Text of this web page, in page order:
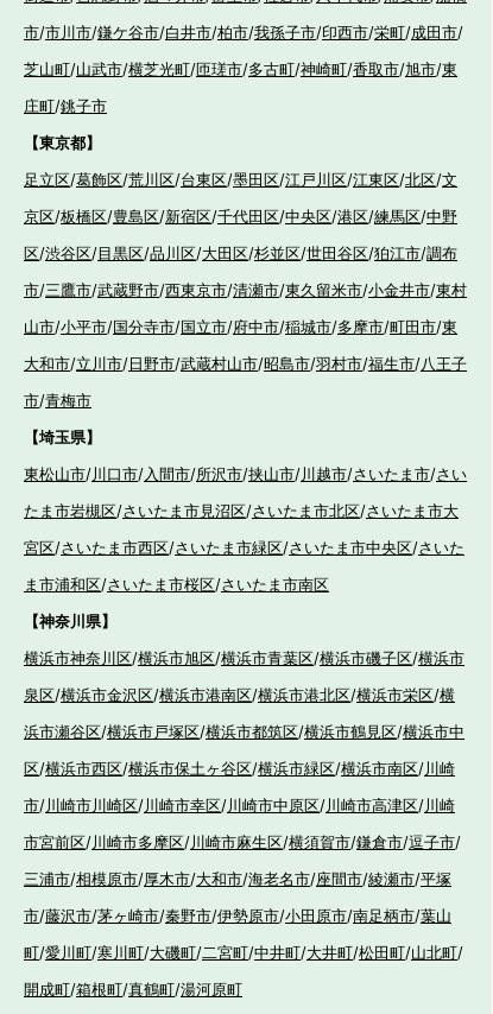
市/市川市/鎌ケ谷市/白井市/柏市/我孫子市/印西市/栄町/成田市/
芝山町/山武市/横芝光町/匝瑳市/多古町/神崎町/香取市/旭市/東
庄町/銚子市
【東京都】
足立区/葛飾区/荒川区/台東区/墨田区/江戸川区/江東区/北区/文
京区/板橋区/豊島区/新宿区/千代田区/中央区/港区/練馬区/中野
区/渋谷区/目黒区/品川区/大田区/杉並区/世田谷区/狛江市/調布
市/三鷹市/武蔵野市/西東京市/清瀬市/東久留米市/小金井市/東村
山市/小平市/国分寺市/国立市/府中市/稲城市/多摩市/町田市/東
大和市/立川市/日野市/武蔵村山市/昭島市/羽村市/福生市/八王子
市/青梅市
【埼玉県】
東松山市/川口市/入間市/所沢市/挟山市/川越市/さいたま市/さい
たま市岩槻区/さいたま市見沼区/さいたま市北区/さいたま市大
宮区/さいたま市西区/さいたま市緑区/さいたま市中央区/さいた
ま市浦和区/さいたま市桜区/さいたま市南区
【神奈川県】
横浜市神奈川区/横浜市旭区/横浜市青葉区/横浜市磯子区/横浜市
泉区/横浜市金沢区/横浜市港南区/横浜市港北区/横浜市栄区/横
浜市瀬谷区/横浜市戸塚区/横浜市都筑区/横浜市鶴見区/横浜市中
区/横浜市西区/横浜市保土ヶ谷区/横浜市緑区/横浜市南区/川崎
市/川崎市川崎区/川崎市幸区/川崎市中原区/川崎市高津区/川崎
市宮前区/川崎市多摩区/川崎市麻生区/横須賀市/鎌倉市/逗子市/
三浦市/相模原市/厚木市/大和市/海老名市/座間市/綾瀬市/平塚
市/藤沢市/茅ヶ崎市/秦野市/伊勢原市/小田原市/南足柄市/葉山
町/愛川町/寒川町/大磯町/二宮町/中井町/大井町/松田町/山北町/
開成町/箱根町/真鶴町/湯河原町